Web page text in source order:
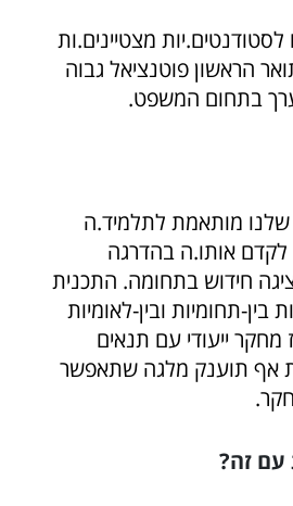
מצטיינים.ות
הראשון פוטנציאל גבוה
בתחום המשפט.
שלנו מותאמת לתלמיד.ה
לקדם אותו.ה בהדרגה
חידוש בתחומה. התכנית
תחומיות ובין-לאומיות
ייעודי עם תנאים
אף תוענק מלגה שתאפשר
זה?